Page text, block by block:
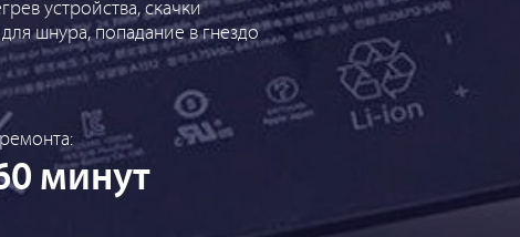
устройства, скачки
шнура, попадание в гнездо
минут